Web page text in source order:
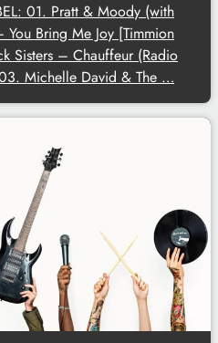
01. Pratt & Moody (with
Bring Me Joy [Timmion
Sisters – Chauffeur (Radio
Michelle David & The …